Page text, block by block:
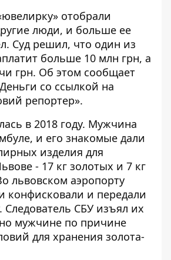
отобрали
люди, и больше ее
Суд решил, что один из
больше 10 млн грн, а
грн. Об этом сообщает
со ссылкой на
репортер».
в 2018 году. Мужчина
и его знакомые дали
изделия для
- 17 кг золотых и 7 кг
львовском аэропорту
конфисковали и передали
Следователь СБУ изъял их
мужчине по причине
для хранения золота-